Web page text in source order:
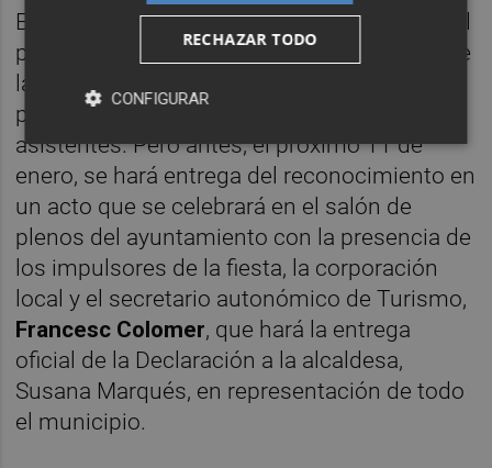
Este año, el Día de las Paellas, tendrá lugar el
próximo 25 de enero y para la celebración de
la consecución de este reconocimiento se
preparan novedades para todos los
asistentes. Pero antes, el próximo 11 de
enero, se hará entrega del reconocimiento en
un acto que se celebrará en el salón de
plenos del ayuntamiento con la presencia de
los impulsores de la fiesta, la corporación
local y el secretario autonómico de Turismo,
Francesc Colomer, que hará la entrega
oficial de la Declaración a la alcaldesa,
Susana Marqués, en representación de todo
el municipio.
RECHAZAR TODO
CONFIGURAR